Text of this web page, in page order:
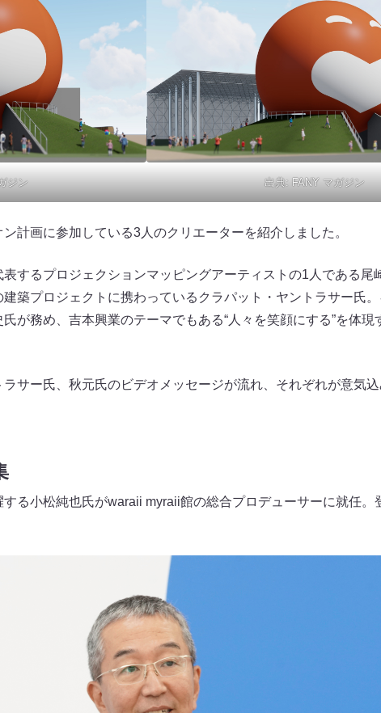
ジン 出典: FANY マガジン
計画に参加している3人のクリエーターを紹介しました。
表するプロジェクションマッピングアーティストの1人である尾
築プロジェクトに携わっているクラパット・ヤントラサー氏
が務め、吉本興業のテーマでもある“人々を笑顔にする”を体現
サー氏、秋元氏のビデオメッセージが流れ、それぞれが意気
る小松純也氏がwaraii myraii館の総合プロデューサーに就任。